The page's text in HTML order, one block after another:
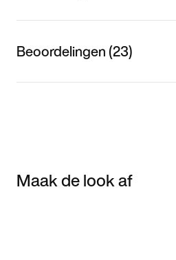
Beoordelingen (23)
Maak de look af